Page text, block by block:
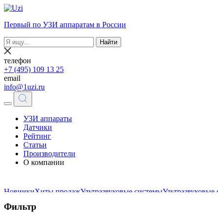
Первый по УЗИ аппаратам в России
Найти
телефон
+7 (495) 109 13 25
email
info@1uzi.ru
УЗИ аппараты
Датчики
Рейтинг
Статьи
Производители
О компании
НовинкиХиты продажУльтразвуковые системыУльтразвуковые
Фильтр